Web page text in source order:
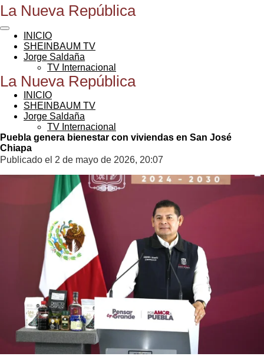
Ir
contenido
principal
La Nueva República
INICIO
SHEINBAUM TV
Jorge Saldaña
TV Internacional
La Nueva República
INICIO
SHEINBAUM TV
Jorge Saldaña
TV Internacional
Puebla genera bienestar con viviendas en San José
Chiapa
Publicado el 2 de mayo de 2026, 20:07